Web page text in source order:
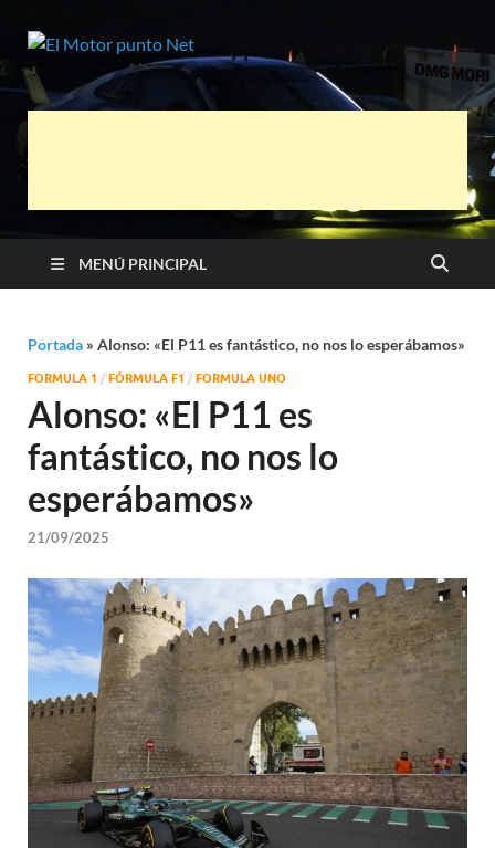
El Motor
punto Net
Información sobre novedades y pruebas
de Automóviles
MENÚ PRINCIPAL
Portada » Alonso: «El P11 es fantástico, no nos lo esperábamos»
FORMULA 1 / FÓRMULA F1 / FORMULA UNO
Alonso: «El P11 es
fantástico, no nos lo
esperábamos»
21/09/2025